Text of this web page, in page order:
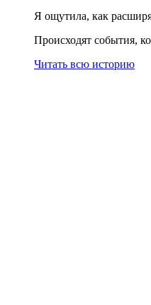
Я ощутила, как
Происходят события,
Читать всю историю